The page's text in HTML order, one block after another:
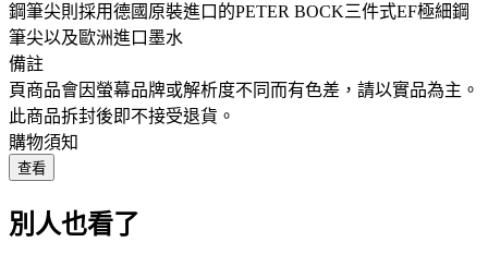
鋼筆尖則採用德國原裝進口的PETER BOCK三件式EF極細鋼
筆尖以及歐洲進口墨水
備註
頁商品會因螢幕品牌或解析度不同而有色差，請以實品為主。
此商品拆封後即不接受退貨。
購物須知
查看
別人也看了